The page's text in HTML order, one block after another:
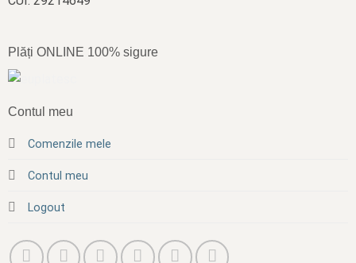
Plăți ONLINE 100% sigure
Contul meu
Comenzile mele
Contul meu
Logout